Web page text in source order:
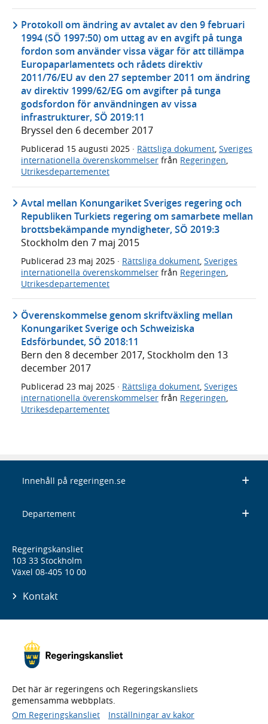
Protokoll om ändring av avtalet av den 9 februari
1994 (SÖ 1997:50) om uttag av en avgift på tunga
fordon som använder vissa vägar för att tillämpa
Europaparlamentets och rådets direktiv
2011/76/EU av den 27 september 2011 om ändring
av direktiv 1999/62/EG om avgifter på tunga
godsfordon för användningen av vissa
infrastrukturer, SÖ 2019:11
Bryssel den 6 december 2017
Publicerad 15 augusti 2025 · Rättsliga dokument, Sveriges
internationella överenskommelser från Regeringen,
Utrikesdepartementet
Avtal mellan Konungariket Sveriges regering och
Republiken Turkiets regering om samarbete mellan
brottsbekämpande myndigheter, SÖ 2019:3
Stockholm den 7 maj 2015
Publicerad 23 maj 2025 · Rättsliga dokument, Sveriges
internationella överenskommelser från Regeringen,
Utrikesdepartementet
Överenskommelse genom skriftväxling mellan
Konungariket Sverige och Schweiziska
Edsförbundet, SÖ 2018:11
Bern den 8 december 2017, Stockholm den 13
december 2017
Publicerad 23 maj 2025 · Rättsliga dokument Sveriges
internationella överenskommelser från Regeringen
Utrikesdepartementet
Innehåll på regeringen.se
Departement
Regeringskansliet
103 33 Stockholm
Växel 08-405 10 00
Kontakt
Det här är regeringens och Regeringskansliets
gemensamma webbplats.
Om Regeringskansliet
Inställningar av kakor